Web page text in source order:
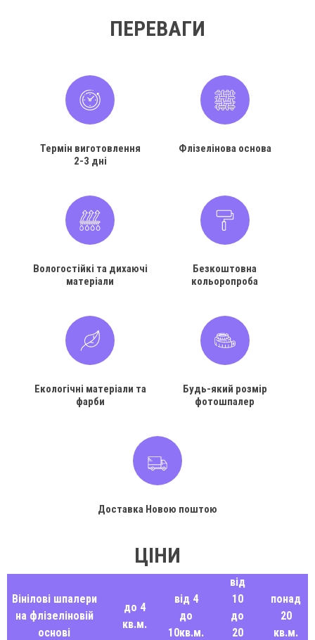
ПЕРЕВАГИ
Термін виготовлення
2-3 дні
Флізелінова основа
Вологостійкі та дихаючі
матеріали
Безкоштовна
кольоропроба
Екологічні матеріали та
фарби
Будь-який розмір
фотошпалер
Доставка Новою поштою
ЦІНИ
Вінілові шпалери
на флізеліновій
основі
до 4
кв.м.
від 4
до
10кв.м.
від
10
до
20
понад
20
кв.м.